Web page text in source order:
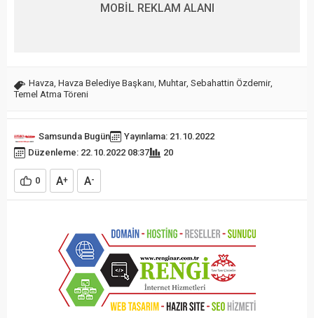
MOBİL REKLAM ALANI
Havza Havza Belediye Başkanı Muhtar, Sebahattin Özdemir,
Temel Atma Töreni
Samsunda Bugün
Yayınlama: 21.10.2022
Düzenleme: 22.10.2022 08:37
20
0 A+ A-